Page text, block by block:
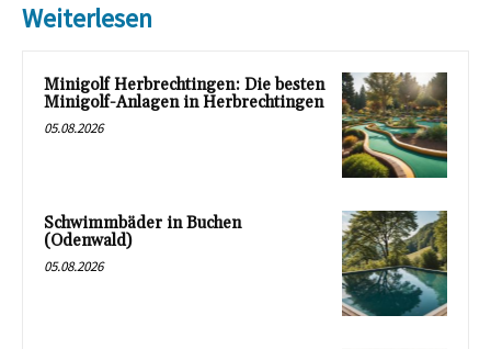
Weiterlesen
Minigolf Herbrechtingen: Die besten
Minigolf-Anlagen in Herbrechtingen
05.08.2026
Schwimmbäder in Buchen
(Odenwald)
05.08.2026